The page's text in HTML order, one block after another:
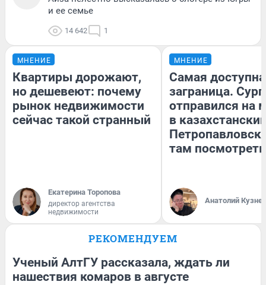
и ее семье
14 642 1
МНЕНИЕ
Квартиры дорожают,
но дешевеют: почему
рынок недвижимости
сейчас такой странный
Екатерина Торопова
директор агентства
недвижимости
МНЕНИЕ
Самая
заграница.
отправился на
в
там посмотреть
Анатолий
РЕКОМЕНДУЕМ
Ученый АлтГУ рассказала, ждать ли
нашествия комаров в августе